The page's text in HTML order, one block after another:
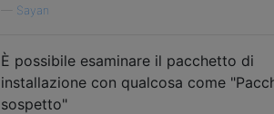
Sayan
È possibile esaminare il pacchetto di
installazione con qualcosa come
sospetto"